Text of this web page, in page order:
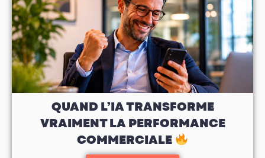
QUAND L’IA TRANSFORME
VRAIMENT LA PERFORMANCE
COMMERCIALE